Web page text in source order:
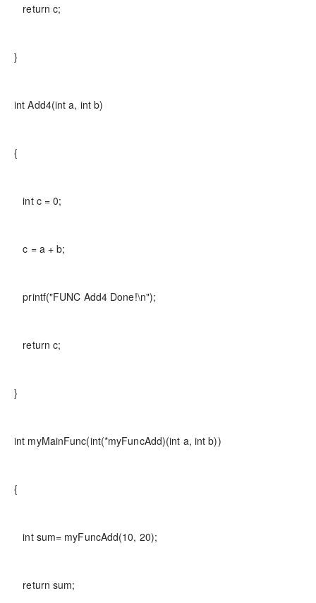
return c;
}
int Add4(int a, int b)
{
int c = 0;
c = a + b;
printf("FUNC Add4 Done!\n");
return c;
}
int myMainFunc(int(*myFuncAdd)(int a, int b))
{
int sum= myFuncAdd(10, 20);
return sum;